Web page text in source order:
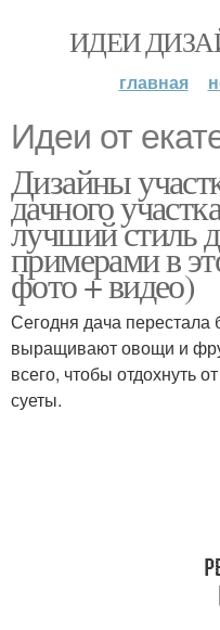
ИДЕИ
главная
Идеи от
Дизайны
дачного
лучший стиль
примерами в
фото + видео)
Сегодня дача перестала
выращивают овощи и
всего, чтобы отдохнуть
суеты.